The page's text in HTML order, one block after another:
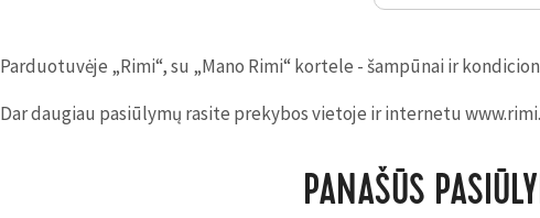
Parduotuvėje „Rimi“, su „Mano Rimi“ kortele - šampūnai ir
Dar daugiau pasiūlymų rasite prekybos vietoje ir internetu
PANAŠŪS